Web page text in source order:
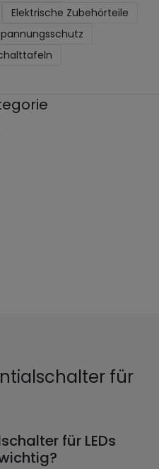
Elektrische Zubehörteile
für
für LEDs